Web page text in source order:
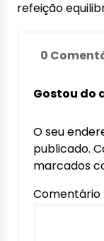
refeição
0
Gostou do
O seu
publicado.
marcados
Comentário